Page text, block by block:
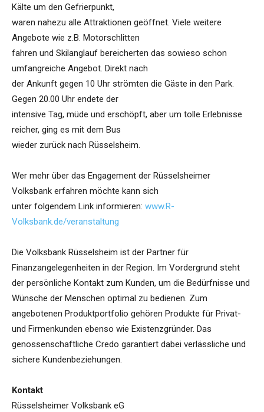
Kälte um den Gefrierpunkt,
waren nahezu alle Attraktionen geöffnet. Viele weitere
Angebote wie z.B. Motorschlitten
fahren und Skilanglauf bereicherten das sowieso schon
umfangreiche Angebot. Direkt nach
der Ankunft gegen 10 Uhr strömten die Gäste in den Park.
Gegen 20.00 Uhr endete der
intensive Tag, müde und erschöpft, aber um tolle Erlebnisse
reicher, ging es mit dem Bus
wieder zurück nach Rüsselsheim.
Wer mehr über das Engagement der Rüsselsheimer
Volksbank erfahren möchte kann sich
unter folgendem Link informieren: www.R-
Volksbank.de/veranstaltung
Die Volksbank Rüsselsheim ist der Partner für
Finanzangelegenheiten in der Region. Im Vordergrund steht
der persönliche Kontakt zum Kunden, um die Bedürfnisse und
Wünsche der Menschen optimal zu bedienen. Zum
angebotenen Produktportfolio gehören Produkte für Privat-
und Firmenkunden ebenso wie Existenzgründer. Das
genossenschaftliche Credo garantiert dabei verlässliche und
sichere Kundenbeziehungen.
Kontakt
Rüsselsheimer Volksbank eG